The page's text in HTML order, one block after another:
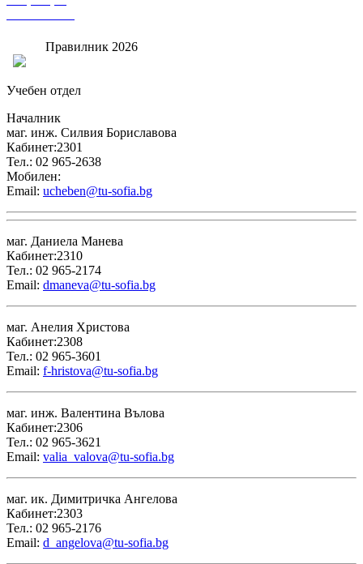
Правилник 2026
Учебен отдел
Началник
маг. инж. Силвия Бориславова
Кабинет:2301
Тел.: 02 965-2638
Мобилен:
Email: ucheben@tu-sofia.bg
маг. Даниела Манева
Кабинет:2310
Тел.: 02 965-2174
Email: dmaneva@tu-sofia.bg
маг. Анелия Христова
Кабинет:2308
Тел.: 02 965-3601
Email: f-hristova@tu-sofia.bg
маг. инж. Валентина Вълова
Кабинет:2306
Тел.: 02 965-3621
Email: valia_valova@tu-sofia.bg
маг. ик. Димитричка Ангелова
Кабинет:2303
Тел.: 02 965-2176
Email: d_angelova@tu-sofia.bg